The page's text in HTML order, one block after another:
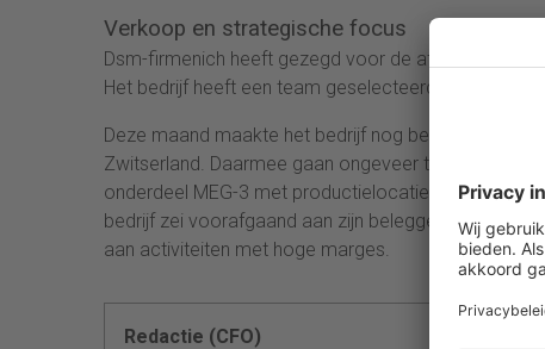
Verkoop en strategische focus
Dsm-firmenich heeft gezegd voor de afsplitsing
Het bedrijf heeft een team geselecteerd om die
Deze maand maakte het bedrijf nog bekend de
Zwitserland. Daarmee gaan ongeveer tweehonderd
onderdeel MEG-3 met productielocaties in Peru en
bedrijf zei voorafgaand aan zijn beleggersdag in
aan activiteiten met hoge marges.
Redactie (CFO)